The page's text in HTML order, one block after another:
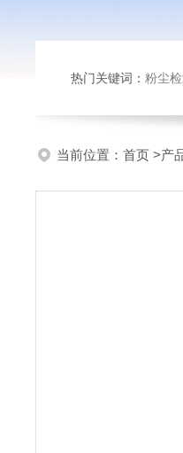
热门关键词： 粉尘
当前位置： 首页 >产